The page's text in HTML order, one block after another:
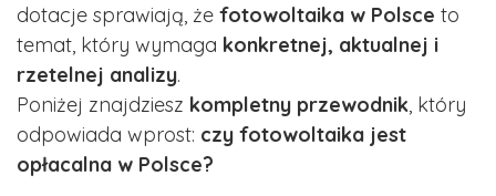
dotacje sprawiają, że fotowoltaika w Polsce to
temat, który wymaga konkretnej, aktualnej i
rzetelnej analizy.
Poniżej znajdziesz kompletny przewodnik, który
odpowiada wprost: czy fotowoltaika jest
opłacalna w Polsce?